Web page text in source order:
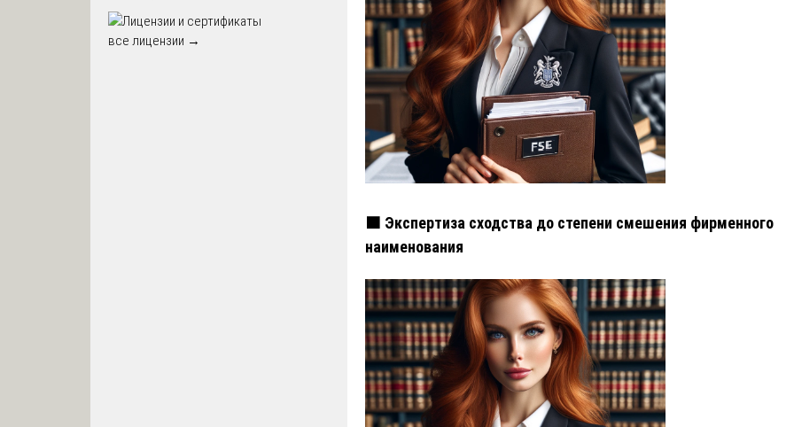
🟧 Экспертиза сходства до степени смешения фирменного
наименования
все лицензии →